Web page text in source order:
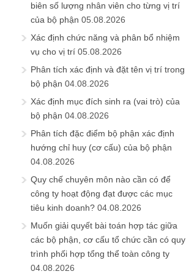
biên số lượng nhân viên cho từng vị trí
của bộ phận 05.08.2026
Xác định chức năng và phân bổ nhiệm
vụ cho vị trí 05.08.2026
Phân tích xác định và đặt tên vị trí trong
bộ phận 04.08.2026
Xác định mục đích sinh ra (vai trò) của
bộ phận 04.08.2026
Phân tích đặc điểm bộ phận xác định
hướng chỉ huy (cơ cấu) của bộ phận
04.08.2026
Quy chế chuyên môn nào cần có để
công ty hoạt động đạt được các mục
tiêu kinh doanh? 04.08.2026
Muốn giải quyết bài toán hợp tác giữa
các bộ phận, cơ cấu tổ chức cần có quy
trình phối hợp tổng thể toàn công ty
04.08.2026